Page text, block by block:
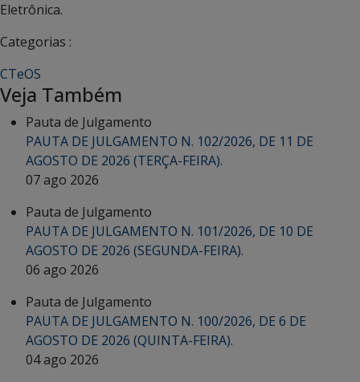
Eletrônica.
Categorias :
CTeOS
Veja Também
Pauta de Julgamento
PAUTA DE JULGAMENTO N. 102/2026, DE 11 DE
AGOSTO DE 2026 (TERÇA-FEIRA).
07 ago 2026
Pauta de Julgamento
PAUTA DE JULGAMENTO N. 101/2026, DE 10 DE
AGOSTO DE 2026 (SEGUNDA-FEIRA).
06 ago 2026
Pauta de Julgamento
PAUTA DE JULGAMENTO N. 100/2026, DE 6 DE
AGOSTO DE 2026 (QUINTA-FEIRA).
04 ago 2026